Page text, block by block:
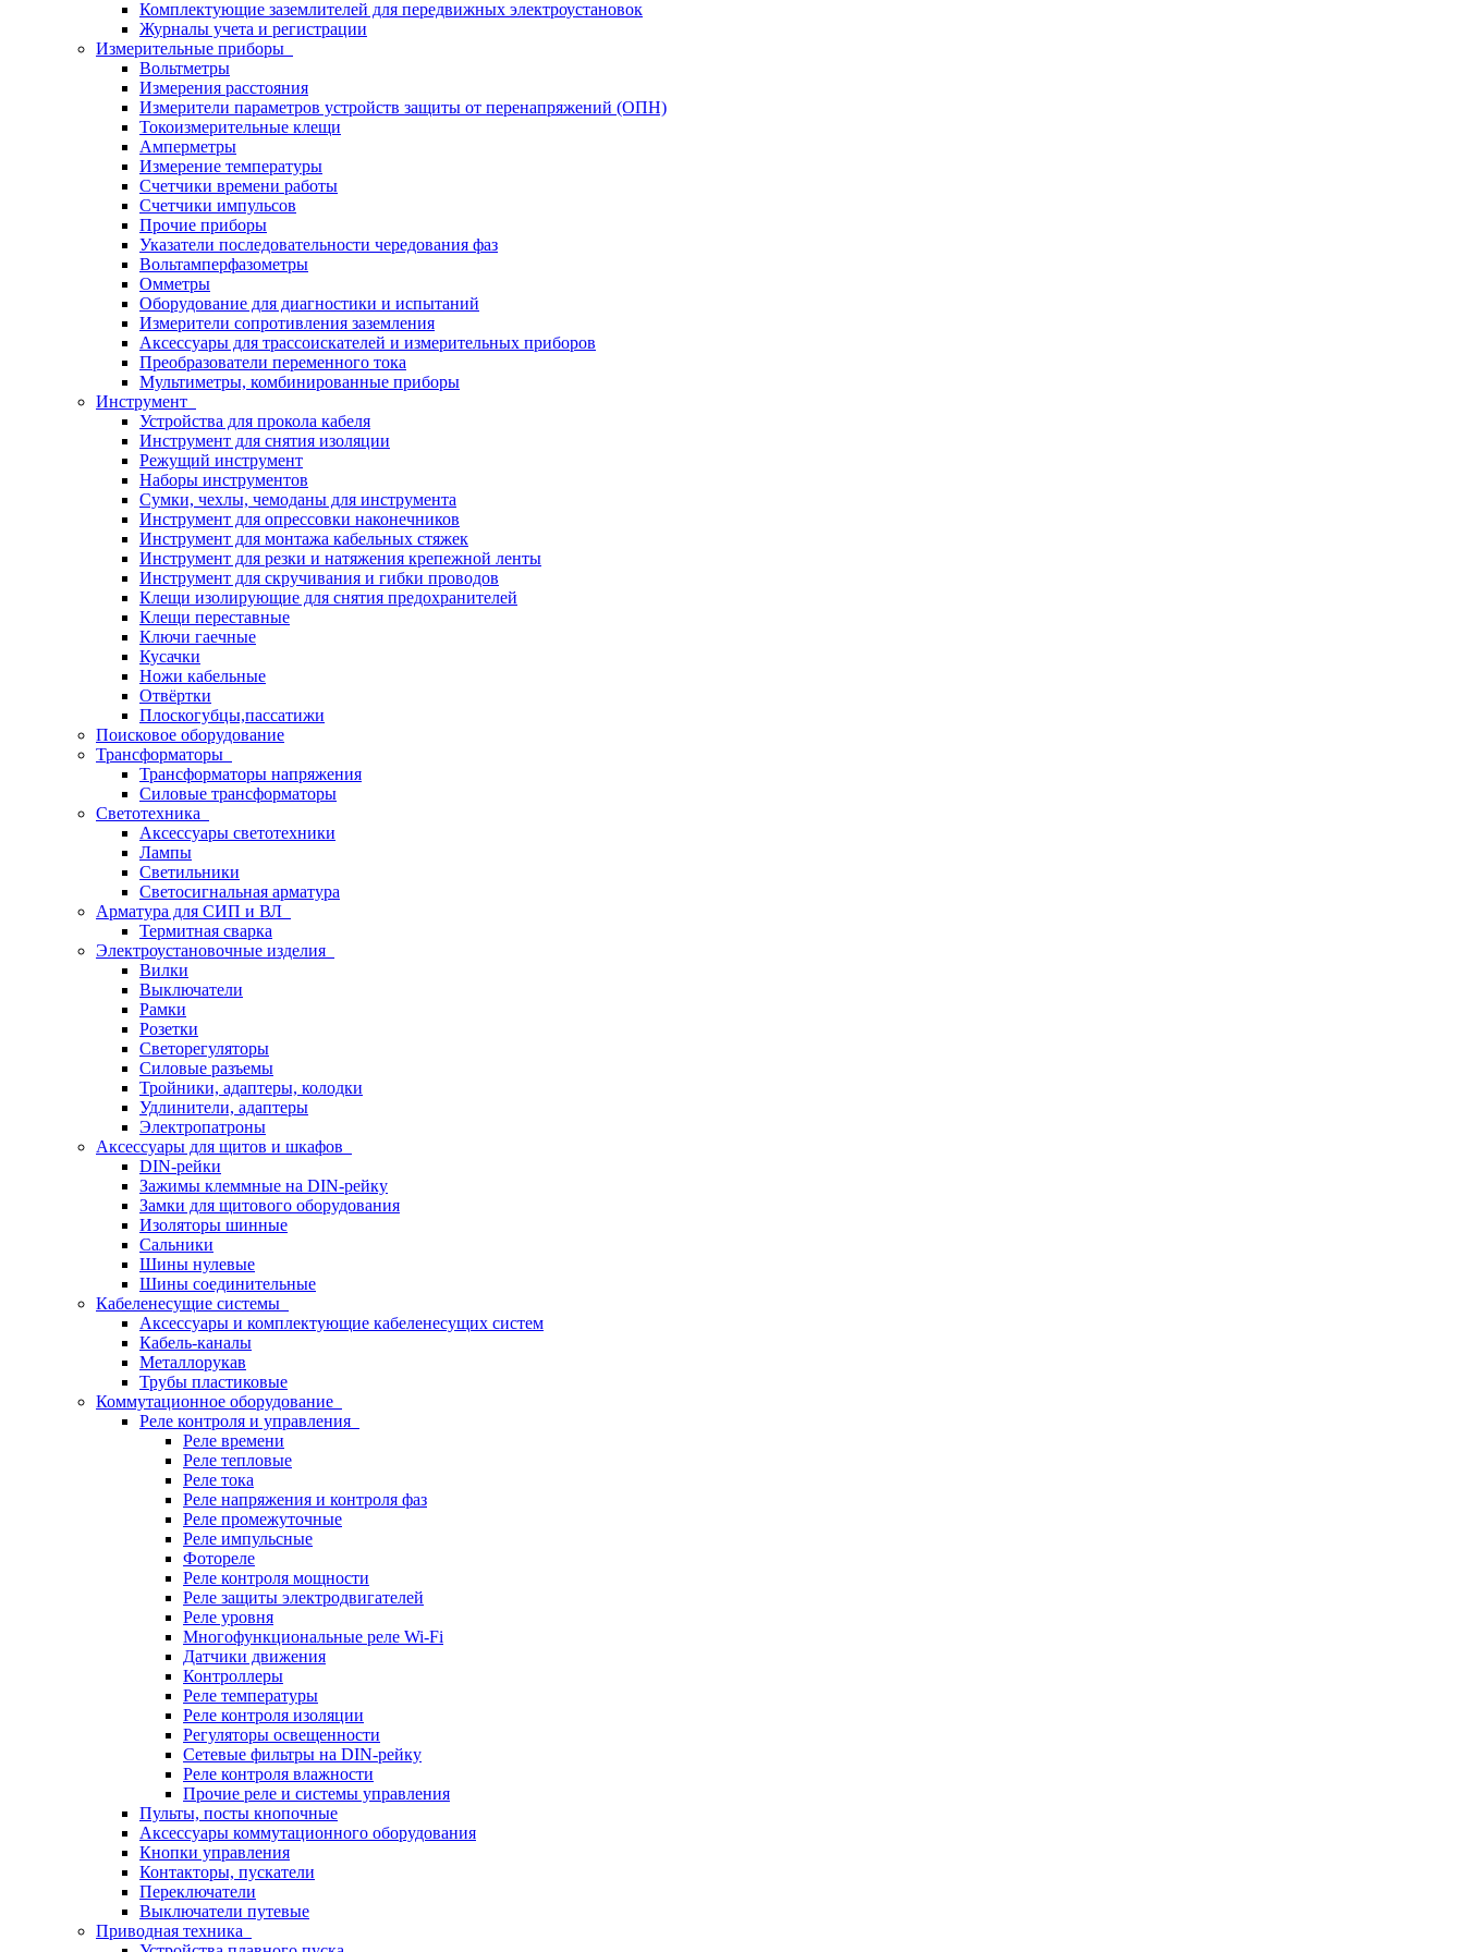
Комплектующие заземлителей для передвижных электроустановок
Журналы учета и регистрации
Измерительные приборы
Вольтметры
Измерения расстояния
Измерители параметров устройств защиты от перенапряжений (ОПН)
Токоизмерительные клещи
Амперметры
Измерение температуры
Счетчики времени работы
Счетчики импульсов
Прочие приборы
Указатели последовательности чередования фаз
Вольтамперфазометры
Омметры
Оборудование для диагностики и испытаний
Измерители сопротивления заземления
Аксессуары для трассоискателей и измерительных приборов
Преобразователи переменного тока
Мультиметры, комбинированные приборы
Инструмент
Устройства для прокола кабеля
Инструмент для снятия изоляции
Режущий инструмент
Наборы инструментов
Сумки, чехлы, чемоданы для инструмента
Инструмент для опрессовки наконечников
Инструмент для монтажа кабельных стяжек
Инструмент для резки и натяжения крепежной ленты
Инструмент для скручивания и гибки проводов
Клещи изолирующие для снятия предохранителей
Клещи переставные
Ключи гаечные
Кусачки
Ножи кабельные
Отвёртки
Плоскогубцы,пассатижи
Поисковое оборудование
Трансформаторы
Трансформаторы напряжения
Силовые трансформаторы
Светотехника
Аксессуары светотехники
Лампы
Светильники
Светосигнальная арматура
Арматура для СИП и ВЛ
Термитная сварка
Электроустановочные изделия
Вилки
Выключатели
Рамки
Розетки
Светорегуляторы
Силовые разъемы
Тройники, адаптеры, колодки
Удлинители, адаптеры
Электропатроны
Аксессуары для щитов и шкафов
DIN-рейки
Зажимы клеммные на DIN-рейку
Замки для щитового оборудования
Изоляторы шинные
Сальники
Шины нулевые
Шины соединительные
Кабеленесущие системы
Аксессуары и комплектующие кабеленесущих систем
Кабель-каналы
Металлорукав
Трубы пластиковые
Коммутационное оборудование
Реле контроля и управления
Реле времени
Реле тепловые
Реле тока
Реле напряжения и контроля фаз
Реле промежуточные
Реле импульсные
Фотореле
Реле контроля мощности
Реле защиты электродвигателей
Реле уровня
Многофункциональные реле Wi-Fi
Датчики движения
Контроллеры
Реле температуры
Реле контроля изоляции
Регуляторы освещенности
Сетевые фильтры на DIN-рейку
Реле контроля влажности
Прочие реле и системы управления
Пульты, посты кнопочные
Аксессуары коммутационного оборудования
Кнопки управления
Контакторы, пускатели
Переключатели
Выключатели путевые
Приводная техника